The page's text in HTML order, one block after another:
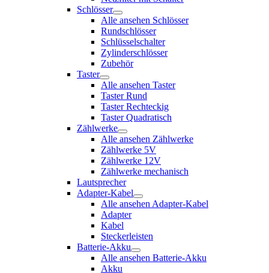
Schlösser
Alle ansehen Schlösser
Rundschlösser
Schlüsselschalter
Zylinderschlösser
Zubehör
Taster
Alle ansehen Taster
Taster Rund
Taster Rechteckig
Taster Quadratisch
Zählwerke
Alle ansehen Zählwerke
Zählwerke 5V
Zählwerke 12V
Zählwerke mechanisch
Lautsprecher
Adapter-Kabel
Alle ansehen Adapter-Kabel
Adapter
Kabel
Steckerleisten
Batterie-Akku
Alle ansehen Batterie-Akku
Akku